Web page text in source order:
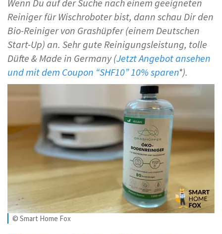
Wenn Du auf der Suche nach einem geeigneten
Reiniger für Wischroboter bist, dann schau Dir den
Bio-Reiniger von Grashüpfer (einem Deutschen
Start-Up) an. Sehr gute Reinigungsleistung, tolle
Düfte & Made in Germany (Jetzt Angebot ansehen
und mit dem Coupon “SHF10” 10% sparen*).
© Smart Home Fox